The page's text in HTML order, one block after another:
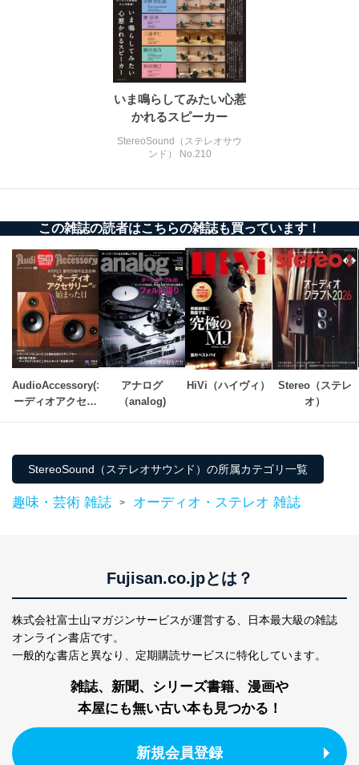
個人情報保護マネジメントシステムの継続的改善
当社は、内部監査及びマネジメントレビューの機会を通
じて、個人情報保護マネジメントシステムを継続的に改
善し、常に最良の状態を維持します。
苦情及び相談受付け窓口
ステムに関するご相談及び苦情については以下までご連
係
TEL：0570-200-223
FAX：03-5459-7073
e-mail：cs@fujisan.co.jp
改訂：2025年2月20日
制定：2005年4月1日
株式会社富士山マガジンサービス
代表取締役会長 西野 伸一郎
個人情報の取扱いについて
１．個人情報保護管理者
当社は以下の個人情報保護管理者を設置し、個人情報保
用・提供・管理いたします。
東京都渋谷区南平台町16-11
株式会社富士山マガジンサービス
当社が取り扱う開示対象個人情報の利用目的は次のとお
りです。
No
個人情報の種類
1
当社の定期購読サ
ービス等をご利用
購入商品の配送のため
ｅメール等による商品、サービ
ス、キャンペーン等の広告の案内
閲覧履歴や購買履歴等の情報を分
いま鳴らしてみたい心惹
かれるスピーカー
StereoSound（ステレオサウ
ンド） No.210
この雑誌の読者はこちらの雑誌も買っています！
AudioAccessory(オ
ーディオアクセサ
アナログ
（analog)
HiVi（ハイヴィ）
Stereo（ステレ
オ）
StereoSound（ステレオサウンド）の所属カテゴリ一覧
趣味・芸術 雑誌 > オーディオ・ステレオ 雑誌
Fujisan.co.jpとは？
株式会社富士山マガジンサービスが運営する、
日本最大級の雑誌
オンライン書店です。
一般的な書店と異なり、 定期購読サービスに特化しています。
雑誌、新聞、シリーズ書籍、漫画や
本屋にも無い古い本も見つかる！
新規会員登録